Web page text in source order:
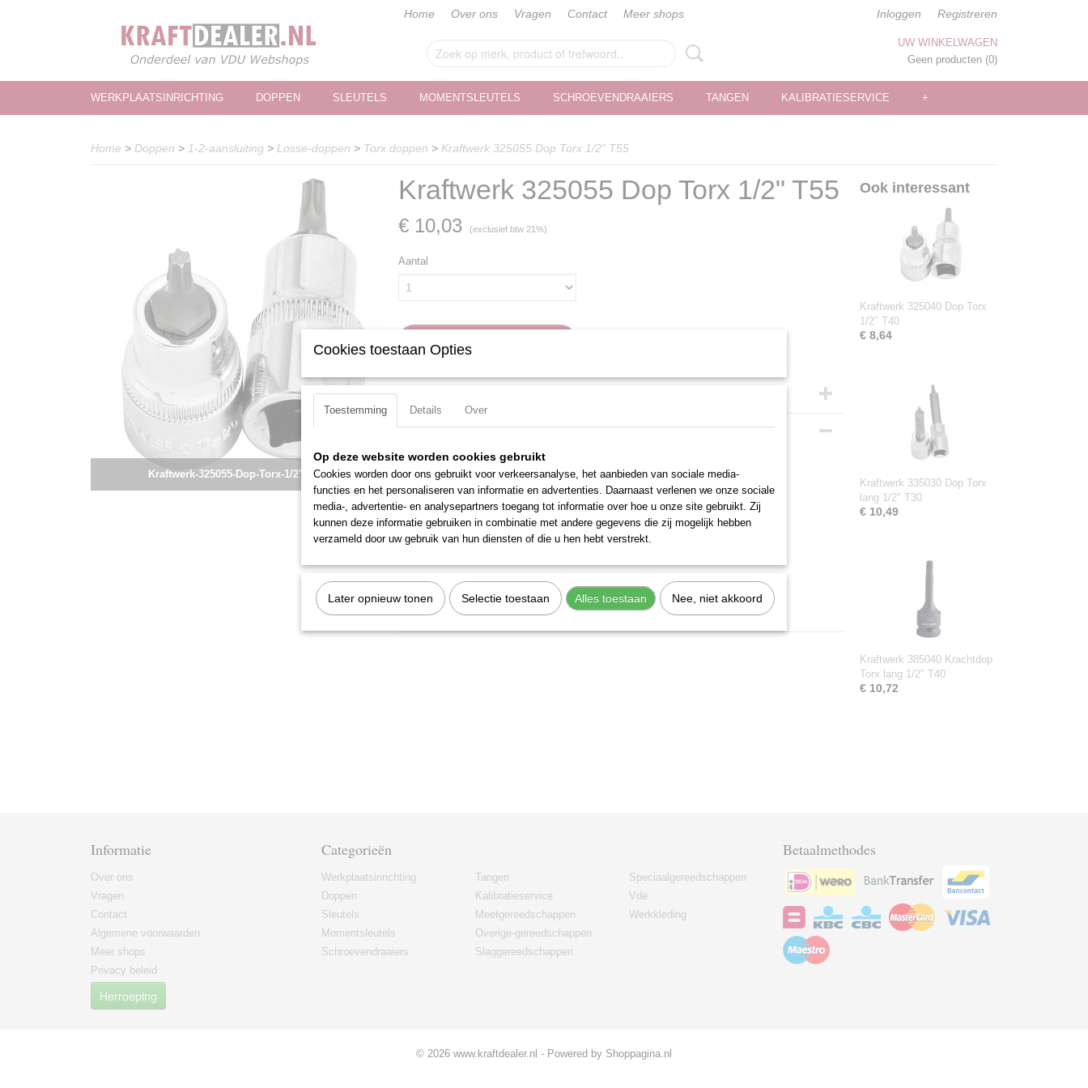
Home Over ons Vragen Contact Meer shops Inloggen Registreren
UW WINKELWAGEN
Geen producten (0)
WERKPLAATSINRICHTING DOPPEN SLEUTELS MOMENTSLEUTELS SCHROEVENDRAAIERS TANGEN KALIBRATIESERVICE +
Home > Doppen > 1-2-aansluiting > Losse-doppen > Torx doppen > Kraftwerk 325055 Dop Torx 1/2" T55
Kraftwerk-325055-Dop-Torx-1/2"-T55
Kraftwerk 325055 Dop Torx 1/2" T55
€ 10,03 (exclusief btw 21%)
Aantal
Productcode leverancier
Omschrijving
Verchroomd en voorzien van een gekartelde rand.
Uitvoering: Torx
Materiaal: S2 Staal
Totale lengte: 56 mm
Maat: T55
Aandrijfgrootte: 1/2 inch
Ook interessant
Kraftwerk 325040 Dop Torx
1/2" T40
€ 8,64
Kraftwerk 335030 Dop Torx
lang 1/2" T30
€ 10,49
Kraftwerk 385040 Krachtdop
Torx lang 1/2" T40
€ 10,72
Informatie
Over ons
Vragen
Contact
Algemene voorwaarden
Meer shops
Privacy beleid
Herroeping
Categorieën
Werkplaatsinrichting
Doppen
Sleutels
Momentsleutels
Schroevendraaiers
Tangen
Kalibratieservice
Meetgereedschappen
Overige-gereedschappen
Slaggereedschappen
Speciaalgereedschappen
Vde
Werkkleding
Betaalmethodes
© 2026 www.kraftdealer.nl - Powered by Shoppagina.nl
Cookies toestaan Opties
Toestemming Details Over
Op deze website worden cookies gebruikt
Cookies worden door ons gebruikt voor verkeersanalyse, het aanbieden van sociale media-
functies en het personaliseren van informatie en advertenties. Daarnaast verlenen we onze sociale
media-, advertentie- en analysepartners toegang tot informatie over hoe u onze site gebruikt. Zij
kunnen deze informatie gebruiken in combinatie met andere gegevens die zij mogelijk hebben
verzameld door uw gebruik van hun diensten of die u hen hebt verstrekt.
Later opnieuw tonen Selectie toestaan Alles toestaan Nee, niet akkoord